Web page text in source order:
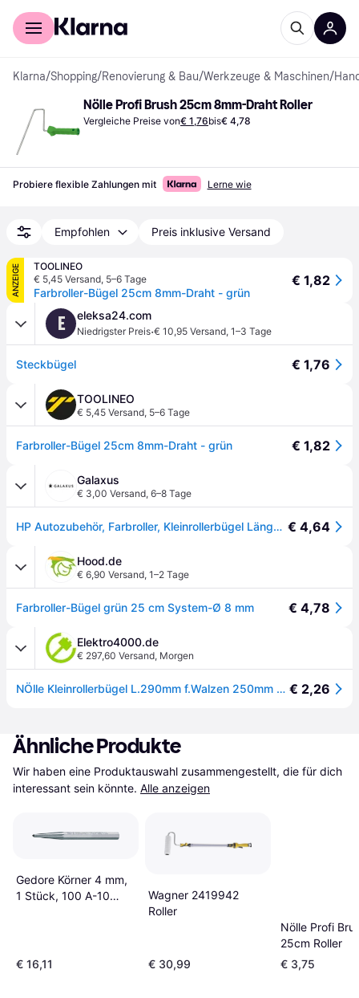
Für Shopper
Klarna/Shopping/Renovierung & Bau/Werkzeuge & Maschinen/
Nölle Profi Brush 25cm 8mm-Draht Roller
Vergleiche Preise von€ 1,76bis€ 4,78
Probiere flexible Zahlungen mit Lerne wie
Empfohlen Preis inklusive Versand
ANZEIGE
TOOLINEO
€ 5,45 Versand, 5–6 Tage
Farbroller-Bügel 25cm 8mm-Draht - grün
€ 1,82
E eleksa24.com
Niedrigster Preis·€ 10,95 Versand, 1–3 Tage
Steckbügel € 1,76
TOOLINEO
€ 5,45 Versand, 5–6 Tage
Farbroller-Bügel 25cm 8mm-Draht - grün € 1,82
Galaxus
€ 3,00 Versand, 6–8 Tage
HP Autozubehör, Farbroller, Kleinrollerbügel Länge 290 mm für Walzen 250 mm Ø 8 mm verzinkt Kunststoffgriff (25cm) € 4,64
Hood.de
€ 6,90 Versand, 1–2 Tage
Farbroller-Bügel grün 25 cm System-Ø 8 mm € 4,78
Elektro4000.de
€ 297,60 Versand, Morgen
NÖlle Kleinrollerbügel L.290mm f.Walzen 250mm D.8mm verz.Ku.-Griff 701603 € 2,26
Ähnliche Produkte
Wir haben eine Produktauswahl zusammengestellt, die für dich
interessant sein könnte. Alle anzeigen
Gedore Körner 4 mm,
1 Stück, 100 A-10
€ 16,11
Wagner 2419942
Roller
€ 30,99
Nölle Profi
25cm Roller
€ 3,75